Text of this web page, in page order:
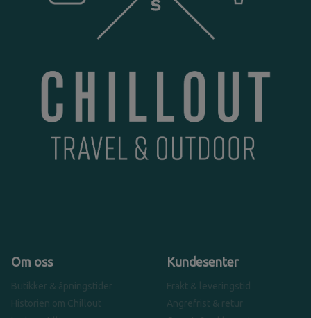
Om oss
Butikker & åpningstider
Historien om Chillout
Kundesenter
Frakt & leveringstid
Angrefrist & retur